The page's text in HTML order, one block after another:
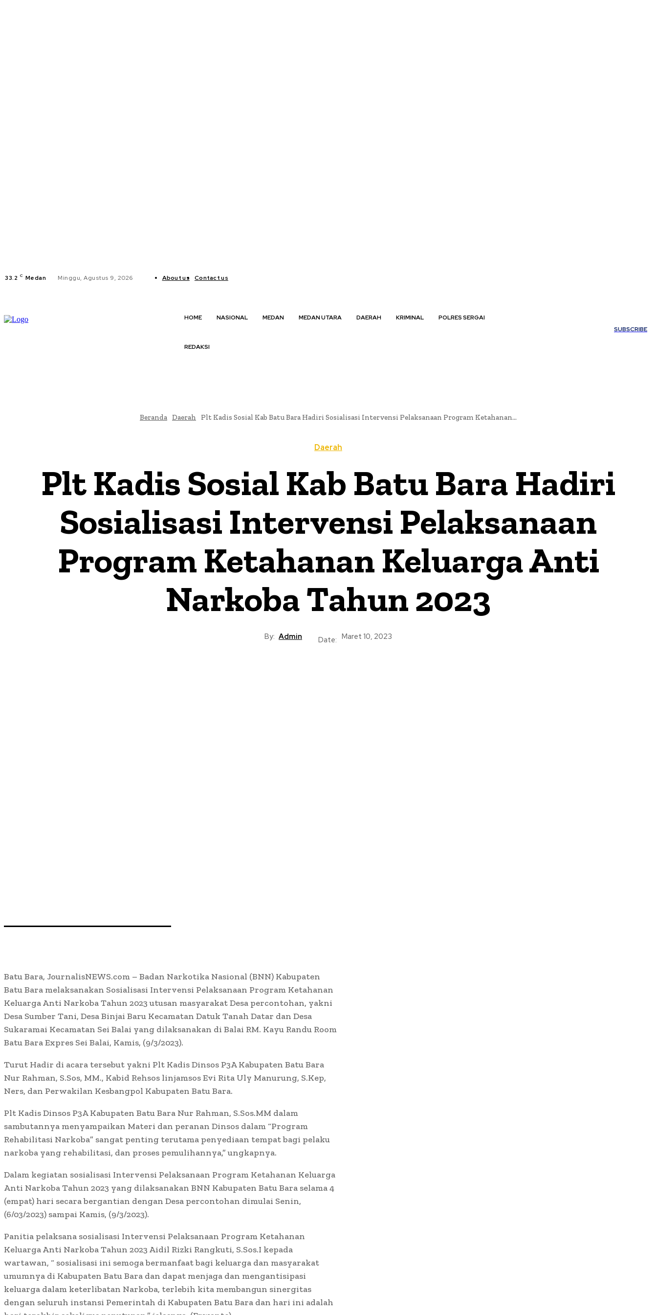
33.2 C Medan Minggu, Agustus 9, 2026 About us Contact us
HOME NASIONAL MEDAN MEDAN UTARA DAERAH KRIMINAL POLRES SERGAI
REDAKSI
SUBSCRIBE
Beranda Daerah Plt Kadis Sosial Kab Batu Bara Hadiri Sosialisasi Intervensi Pelaksanaan Program Ketahanan...
Daerah
Plt Kadis Sosial Kab Batu Bara Hadiri
Sosialisasi Intervensi Pelaksanaan
Program Ketahanan Keluarga Anti
Narkoba Tahun 2023
By: Admin Date: Maret 10, 2023
Batu Bara, JournalisNEWS.com – Badan Narkotika Nasional (BNN) Kabupaten
Batu Bara melaksanakan Sosialisasi Intervensi Pelaksanaan Program Ketahanan
Keluarga Anti Narkoba Tahun 2023 utusan masyarakat Desa percontohan, yakni
Desa Sumber Tani, Desa Binjai Baru Kecamatan Datuk Tanah Datar dan Desa
Sukaramai Kecamatan Sei Balai yang dilaksanakan di Balai RM. Kayu Randu Room
Batu Bara Expres Sei Balai, Kamis, (9/3/2023).
Turut Hadir di acara tersebut yakni Plt Kadis Dinsos P3A Kabupaten Batu Bara
Nur Rahman, S.Sos, MM., Kabid Rehsos linjamsos Evi Rita Uly Manurung, S.Kep,
Ners, dan Perwakilan Kesbangpol Kabupaten Batu Bara.
Plt Kadis Dinsos P3A Kabupaten Batu Bara Nur Rahman, S.Sos.MM dalam
sambutannya menyampaikan Materi dan peranan Dinsos dalam “Program
Rehabilitasi Narkoba” sangat penting terutama penyediaan tempat bagi pelaku
narkoba yang rehabilitasi, dan proses pemulihannya,” ungkapnya.
Dalam kegiatan sosialisasi Intervensi Pelaksanaan Program Ketahanan Keluarga
Anti Narkoba Tahun 2023 yang dilaksanakan BNN Kabupaten Batu Bara selama 4
(empat) hari secara bergantian dengan Desa percontohan dimulai Senin,
(6/03/2023) sampai Kamis, (9/3/2023).
Panitia pelaksana sosialisasi Intervensi Pelaksanaan Program Ketahanan
Keluarga Anti Narkoba Tahun 2023 Aidil Rizki Rangkuti, S.Sos.I kepada
wartawan, “ sosialisasi ini semoga bermanfaat bagi keluarga dan masyarakat
umumnya di Kabupaten Batu Bara dan dapat menjaga dan mengantisipasi
keluarga dalam keterlibatan Narkoba, terlebih kita membangun sinergitas
dengan seluruh instansi Pemerintah di Kabupaten Batu Bara dan hari ini adalah